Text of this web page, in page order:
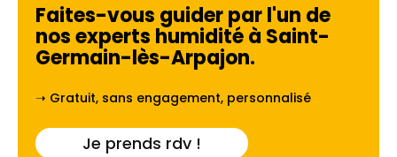
Faites-vous guider par l'un de
nos experts humidité à Saint-
Germain-lès-Arpajon.
➝ Gratuit, sans engagement, personnalisé
Je prends rdv !